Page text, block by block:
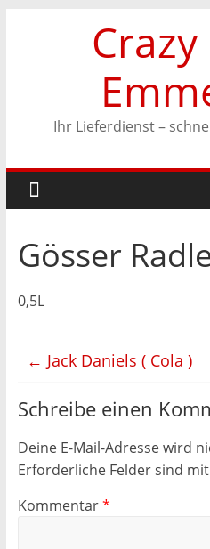
Crazy
Ihr Lieferdienst –
Gösser
0,5L
← Jack Daniels ( Cola )
Schreibe einen
Deine E-Mail-Adresse wird
Erforderliche Felder sind mit
Kommentar*